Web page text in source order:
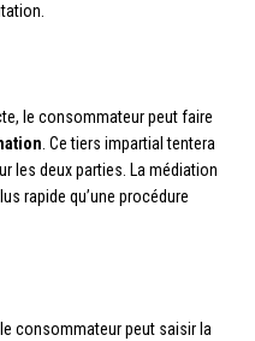
le consommateur peut faire
. Ce tiers impartial tentera
les deux parties. La médiation
rapide qu’une procédure
consommateur peut saisir la